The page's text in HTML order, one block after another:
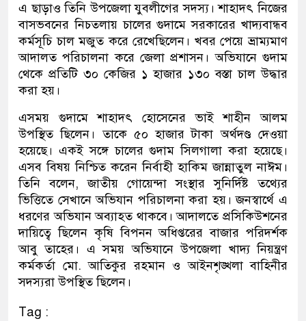
এ ছাড়াও তিনি উপজেলা যুবলীগের সদস্য। শাহাদৎ নিজের
বাসভবনের নিচতলায় চালের গুদামে সরকারের খাদ্যবান্ধব
কর্মসূচি চাল মজুত করে রেখেছিলেন। খবর পেয়ে ভ্রাম্যমাণ
আদালত পরিচালনা করে জেলা প্রশাসন। অভিযানে গুদাম
থেকে প্রতিটি ৩০ কেজির ১ হাজার ১৩০ বস্তা চাল উদ্ধার
করা হয়।
এসময় গুদামে শাহাদৎ হোসেনের ভাই শাহীন আলম
উপস্থিত ছিলেন। তাকে ৫০ হাজার টাকা অর্থদণ্ড দেওয়া
হয়েছে। একই সঙ্গে চালের গুদাম সিলগালা করা হয়েছে।
এসব বিষয় নিশ্চিত করেন নির্বাহী হাকিম জান্নাতুল নাঈম।
তিনি বলেন, জাতীয় গোয়েন্দা সংস্থার সুনির্দিষ্ট তথ্যের
ভিত্তিতে সেখানে অভিযান পরিচালনা করা হয়। জনস্বার্থে এ
ধরণের অভিযান অব্যাহত থাকবে। আদালতে প্রসিকিউশনের
দায়িত্বে ছিলেন কৃষি বিপনন অধিপ্তরের বাজার পরিদর্শক
আবু তাহের। এ সময় অভিযানে উপজেলা খাদ্য নিয়ন্ত্রণ
কর্মকর্তা মো. আতিকুর রহমান ও আইনশৃঙ্খলা বাহিনীর
সদস্যরা উপস্থিত ছিলেন।
Tag :